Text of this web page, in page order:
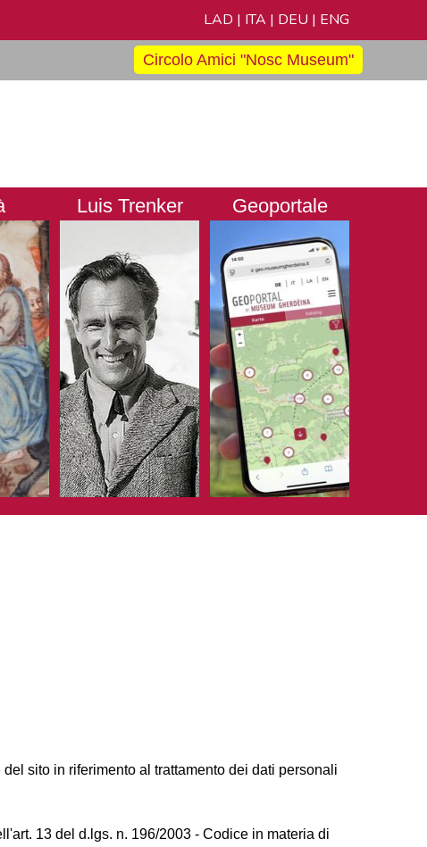
LAD | ITA | DEU | ENG
Circolo Amici "Nosc Museum"
Luis Trenker Geoportale
sito in riferimento al trattamento dei dati personali
13 del d.lgs. n. 196/2003 - Codice in materia di